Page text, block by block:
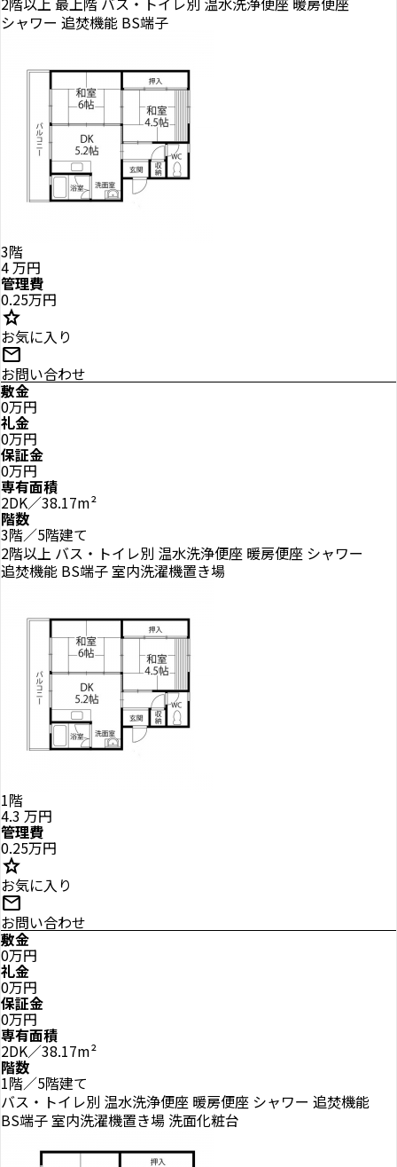
シャワー 追焚機能 BS端子
3階
4万円
管理費
0.25万円
star
お気に入り
mail
お問い合わせ
敷金
0万円
礼金
0万円
保証金
0万円
専有面積
2DK／38.17m²
階数
3階／5階建て
2階以上 バス・トイレ別 温水洗浄便座 暖房便座 シャワー
追焚機能 BS端子室内洗濯機置き場
1階
4.3 万円
管理費
0.25万円
star
お気に入り
mail
お問い合わせ
敷金
0万円
礼金
0万円
保証金
0万円
専有面積
2DK／38.17m²
階数
1階／5階建て
バス・トイレ別 温水洗浄便座 暖房便座 シャワー 追焚機能
BS端子 室内洗濯機置き場 洗面化粧台